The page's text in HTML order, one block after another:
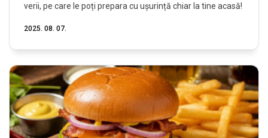
verii, pe care le poți prepara cu ușurință chiar la tine acasă!
2025. 08. 07.